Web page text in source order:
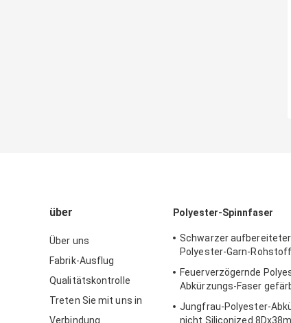
über
Über uns
Fabrik-Ausflug
Qualitätskontrolle
Treten Sie mit uns in
Verbindung
Polyester-Spinnfaser
Schwarzer
Polyester-Garn-Rohstoff
Feuerverzögernde
Abkürzungs-Faser
Jungfrau-Polyester-
nicht Siliconized